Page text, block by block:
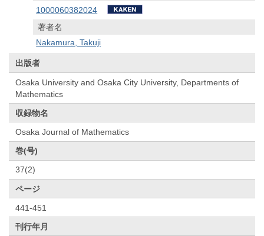
1000060382024
著者名
Nakamura, Takuji
出版者
Osaka University and Osaka City University, Departments of
Mathematics
収録物名
Osaka Journal of Mathematics
巻(号)
37(2)
ページ
441-451
刊行年月